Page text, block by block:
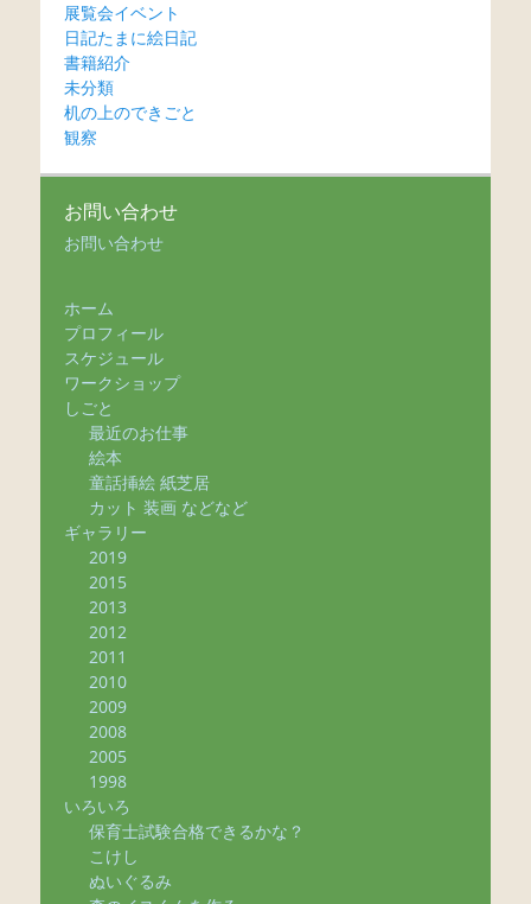
展覧会イベント
日記たまに絵日記
書籍紹介
未分類
机の上のできごと
観察
お問い合わせ
お問い合わせ
ホーム
プロフィール
スケジュール
ワークショップ
しごと
最近のお仕事
絵本
童話挿絵 紙芝居
カット 装画 などなど
ギャラリー
2019
2015
2013
2012
2011
2010
2009
2008
2005
1998
いろいろ
保育士試験合格できるかな？
こけし
ぬいぐるみ